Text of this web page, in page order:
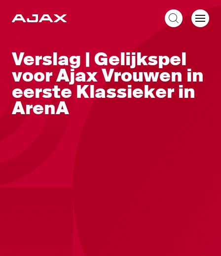
Verslag | Gelijkspel
voor Ajax Vrouwen in
eerste Klassieker in
ArenA